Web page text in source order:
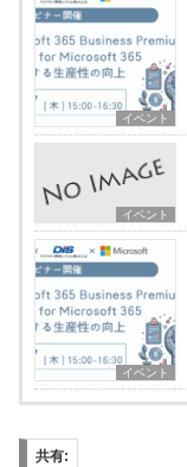
イベント
イベント
イベント
共有: